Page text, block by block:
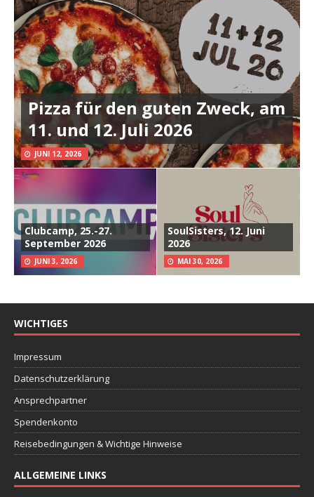
Pizza für den guten Zweck, am
11. und 12. Juli 2026
JUNI 12, 2026
Clubcamp, 25.-27.
September 2026
JUNI 3, 2026
SoulSisters, 12. Juni
2026
MAI 30, 2026
WICHTIGES
Impressum
Datenschutzerklärung
Ansprechpartner
Spendenkonto
Reisebedingungen & Wichtige Hinweise
ALLGEMEINE LINKS